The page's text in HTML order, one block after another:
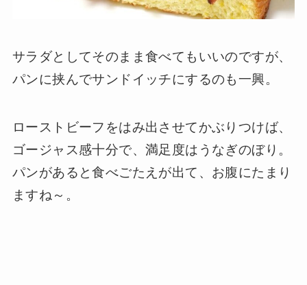
サラダとしてそのまま食べてもいいのですが、
パンに挟んでサンドイッチにするのも一興。
ローストビーフをはみ出させてかぶりつけば、
ゴージャス感十分で、満足度はうなぎのぼり。
パンがあると食べごたえが出て、お腹にたまり
ますね～。